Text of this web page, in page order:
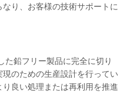
り、お客様の技術サポートに
た鉛フリー製品に完全に切り
のための生産設計を行ってい
良い処理または再利用を推進